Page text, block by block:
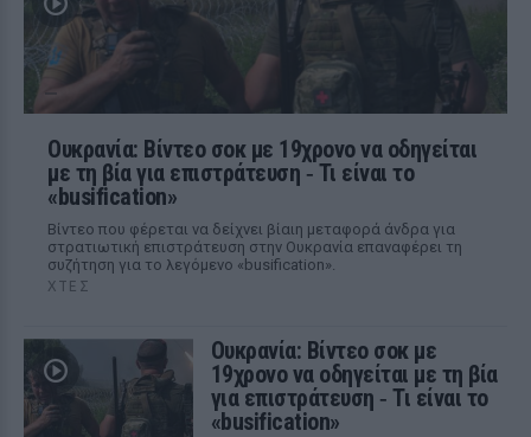
Ουκρανία: Βίντεο σοκ με 19χρονο να οδηγείται
με τη βία για επιστράτευση ‑ Τι είναι το
«busification»
Βίντεο που φέρεται να δείχνει βίαιη μεταφορά άνδρα για
στρατιωτική επιστράτευση στην Ουκρανία επαναφέρει τη
συζήτηση για το λεγόμενο «busification».
ΧΤΕΣ
Ουκρανία: Βίντεο σοκ με
19χρονο να οδηγείται με τη βία
για επιστράτευση ‑ Τι είναι το
«busification»